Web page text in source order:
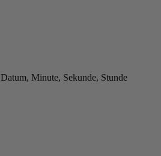
Minute, Sekunde, Stunde